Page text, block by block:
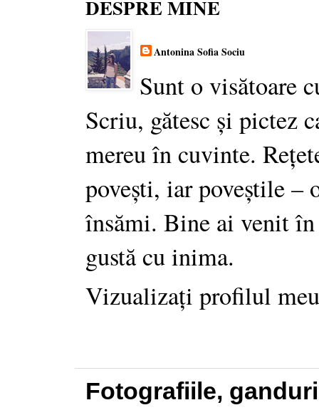
DESPRE MINE
Antonina Sofia Sociu
Sunt o visătoare
Scriu, gătesc și pictez
mereu în cuvinte.
povești, iar poveștile –
însămi. Bine ai venit
gustă cu inima.
Vizualizați profilul
Fotografiile,